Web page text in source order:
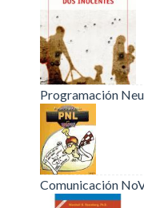
Programación
Comunicación